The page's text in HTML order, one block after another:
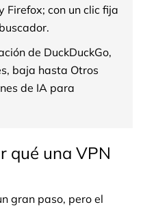
Firefox; con un clic fija
de DuckDuckGo,
baja hasta Otros
de IA para
qué una VPN
gran paso, pero el